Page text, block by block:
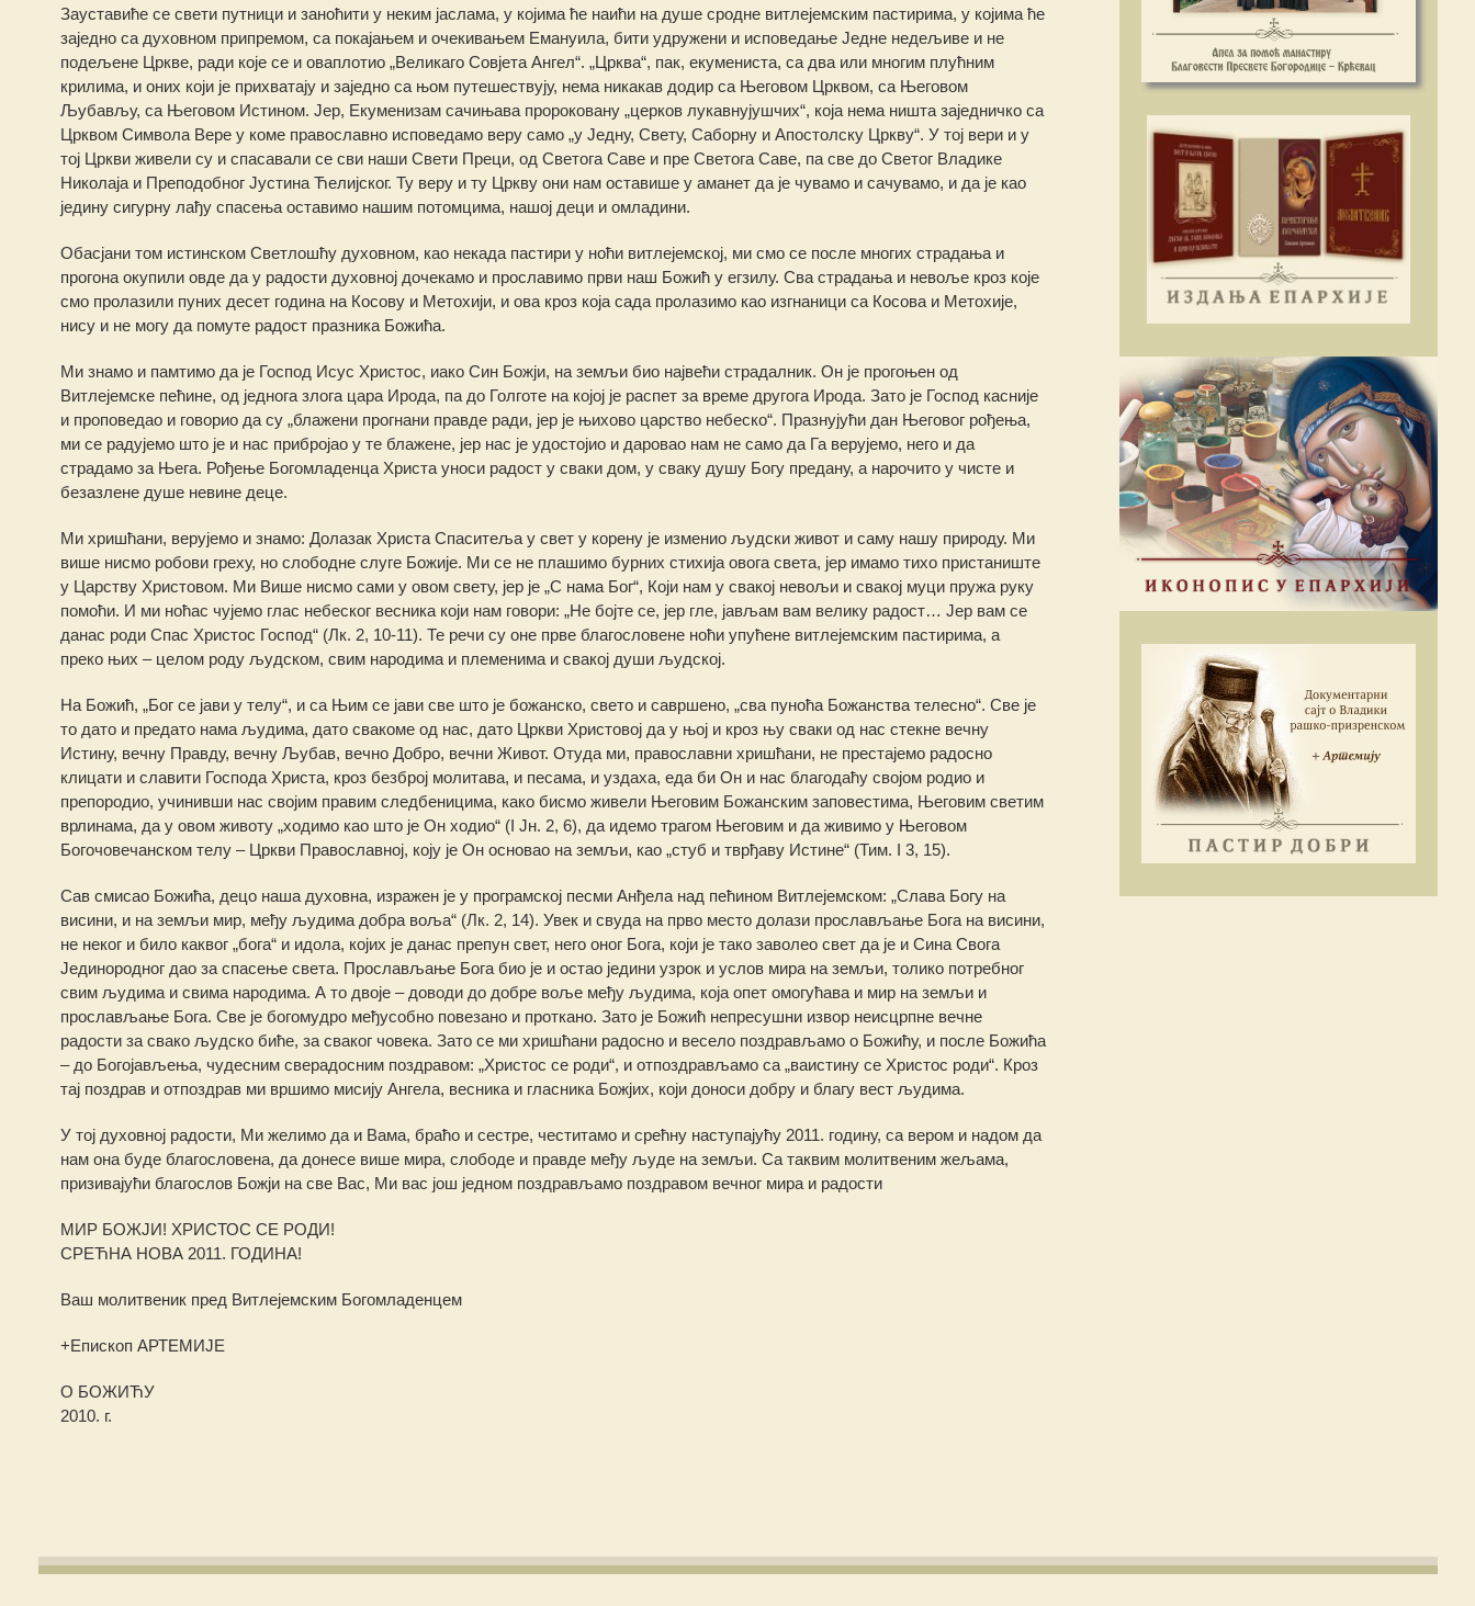
Зауставиће се свети путници и заноћити у неким јаслама, у којима ће наићи на душе сродне витлејемским пастирима, у којима ће
заједно са духовном припремом, са покајањем и очекивањем Емануила, бити удружени и исповедање Једне недељиве и не
подељене Цркве, ради које се и оваплотио „Великаго Совјета Ангел“. „Црква“, пак, екумениста, са два или многим плућним
крилима, и оних који је прихватају и заједно са њом путешествују, нема никакав додир са Његовом Црквом, са Његовом
Љубављу, са Његовом Истином. Јер, Екуменизам сачињава пророковану „церков лукавнујушчих“, која нема ништа заједничко са
Црквом Символа Вере у коме православно исповедамо веру само „у Једну, Свету, Саборну и Апостолску Цркву“. У тој вери и у
тој Цркви живели су и спасавали се сви наши Свети Преци, од Светога Саве и пре Светога Саве, па све до Светог Владике
Николаја и Преподобног Јустина Ћелијског. Ту веру и ту Цркву они нам оставише у аманет да је чувамо и сачувамо, и да је као
једину сигурну лађу спасења оставимо нашим потомцима, нашој деци и омладини.
Обасјани том истинском Светлошћу духовном, као некада пастири у ноћи витлејемској, ми смо се после многих страдања и
прогона окупили овде да у радости духовној дочекамо и прославимо први наш Божић у егзилу. Сва страдања и невоље кроз које
смо пролазили пуних десет година на Косову и Метохији, и ова кроз која сада пролазимо као изгнаници са Косова и Метохије,
нису и не могу да помуте радост празника Божића.
Ми знамо и памтимо да је Господ Исус Христос, иако Син Божји, на земљи био највећи страдалник. Он је прогоњен од
Витлејемске пећине, од једнога злога цара Ирода, па до Голготе на којој је распет за време другога Ирода. Зато је Господ касније
и проповедао и говорио да су „блажени прогнани правде ради, јер је њихово царство небеско“. Празнујући дан Његовог рођења,
ми се радујемо што је и нас прибројао у те блажене, јер нас је удостојио и даровао нам не само да Га верујемо, него и да
страдамо за Њега. Рођење Богомладенца Христа уноси радост у сваки дом, у сваку душу Богу предану, а нарочито у чисте и
безазлене душе невине деце.
Ми хришћани, верујемо и знамо: Долазак Христа Спаситеља у свет у корену је изменио људски живот и саму нашу природу. Ми
више нисмо робови греху, но слободне слуге Божије. Ми се не плашимо бурних стихија овога света, јер имамо тихо пристаниште
у Царству Христовом. Ми Више нисмо сами у овом свету, јер је „С нама Бог“, Који нам у свакој невољи и свакој муци пружа руку
помоћи. И ми ноћас чујемо глас небеског весника који нам говори: „Не бојте се, јер гле, јављам вам велику радост… Јер вам се
данас роди Спас Христос Господ“ (Лк. 2, 10-11). Те речи су оне прве благословене ноћи упућене витлејемским пастирима, а
преко њих – целом роду људском, свим народима и племенима и свакој души људској.
На Божић, „Бог се јави у телу“, и са Њим се јави све што је божанско, свето и савршено, „сва пуноћа Божанства телесно“. Све је
то дато и предато нама људима, дато свакоме од нас, дато Цркви Христовој да у њој и кроз њу сваки од нас стекне вечну
Истину, вечну Правду, вечну Љубав, вечно Добро, вечни Живот. Отуда ми, православни хришћани, не престајемо радосно
клицати и славити Господа Христа, кроз безброј молитава, и песама, и уздаха, еда би Он и нас благодаћу својом родио и
препородио, учинивши нас својим правим следбеницима, како бисмо живели Његовим Божанским заповестима, Његовим светим
врлинама, да у овом животу „ходимо као што је Он ходио“ (I Јн. 2, 6), да идемо трагом Његовим и да живимо у Његовом
Богочовечанском телу – Цркви Православној, коју је Он основао на земљи, као „стуб и тврђаву Истине“ (Тим. I 3, 15).
Сав смисао Божића, децо наша духовна, изражен је у програмској песми Анђела над пећином Витлејемском: „Слава Богу на
висини, и на земљи мир, међу људима добра воља“ (Лк. 2, 14). Увек и свуда на прво место долази прослављање Бога на висини,
не неког и било каквог „бога“ и идола, којих је данас препун свет, него оног Бога, који је тако заволео свет да је и Сина Свога
Јединородног дао за спасење света. Прослављање Бога био је и остао једини узрок и услов мира на земљи, толико потребног
свим људима и свима народима. А то двоје – доводи до добре воље међу људима, која опет омогућава и мир на земљи и
прослављање Бога. Све је богомудро међусобно повезано и проткано. Зато је Божић непресушни извор неисцрпне вечне
радости за свако људско биће, за сваког човека. Зато се ми хришћани радосно и весело поздрављамо о Божићу, и после Божића
– до Богојављења, чудесним сверадосним поздравом: „Христос се роди“, и отпоздрављамо са „ваистину се Христос роди“. Кроз
тај поздрав и отпоздрав ми вршимо мисију Ангела, весника и гласника Божјих, који доноси добру и благу вест људима.
У тој духовној радости, Ми желимо да и Вама, браћо и сестре, честитамо и срећну наступајућу 2011. годину, са вером и надом да
нам она буде благословена, да донесе више мира, слободе и правде међу људе на земљи. Са таквим молитвеним жељама,
призивајући благослов Божји на све Вас, Ми вас још једном поздрављамо поздравом вечног мира и радости
МИР БОЖЈИ! ХРИСТОС СЕ РОДИ!
СРЕЋНА НОВА 2011. ГОДИНА!
Ваш молитвеник пред Витлејемским Богомладенцем
+Епископ АРТЕМИЈЕ
О БОЖИЋУ
2010. г.